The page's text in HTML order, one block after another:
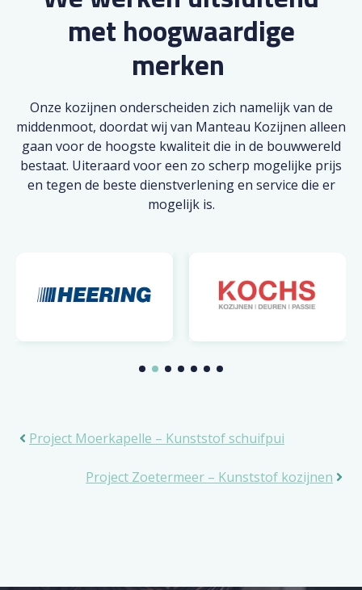
met hoogwaardige
merken
Onze kozijnen onderscheiden zich namelijk van de
middenmoot, doordat wij van Manteau Kozijnen alleen
gaan voor de hoogste kwaliteit die in de bouwwereld
bestaat. Uiteraard voor een zo scherp mogelijke prijs
en tegen de beste dienstverlening en service die er
mogelijk is.
Project Moerkapelle – Kunststof schuifpui
Project Zoetermeer – Kunststof kozijnen